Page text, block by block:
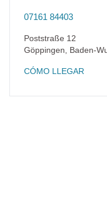
07161 84403
Poststraße 12
Göppingen
Baden-
CÓMO LLEGAR